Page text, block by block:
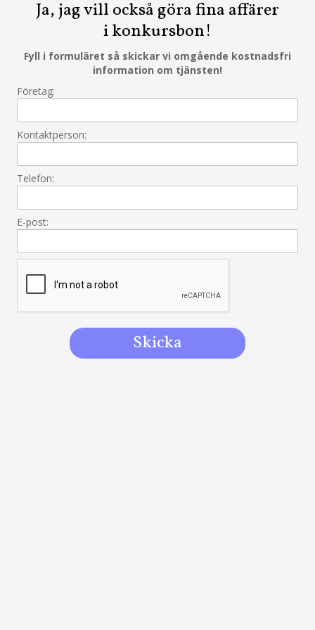
Ja, jag vill också göra fina affärer
i konkursbon!
Fyll i formuläret så skickar vi omgående kostnadsfri
information om tjänsten!
Företag:
Kontaktperson:
Telefon:
E-post: